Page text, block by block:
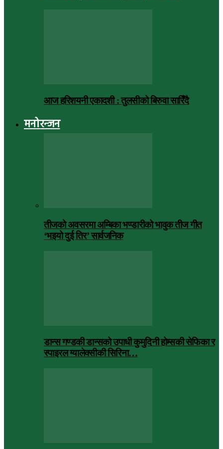
आज हरिशयनी एकादशी : तुलसीको बिरुवा सारिँदै
मनोरन्जन
तीजको अवसरमा अम्बिका भण्डारीको भावुक तीज गीत
‘भइयो दुई तिर’ सार्वजनिक
डान्स गण्डकी डान्सको उपाधी कुमुदिनी होम्सकी सेफिका र
स्पाइरल ग्यालेक्सीकी सिरिना…